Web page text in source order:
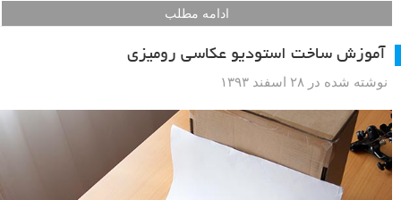
ادامه مطلب
آموزش ساخت استودیو عکاسی رومیزی
نوشته شده در ۲۸ اسفند ۱۳۹۳